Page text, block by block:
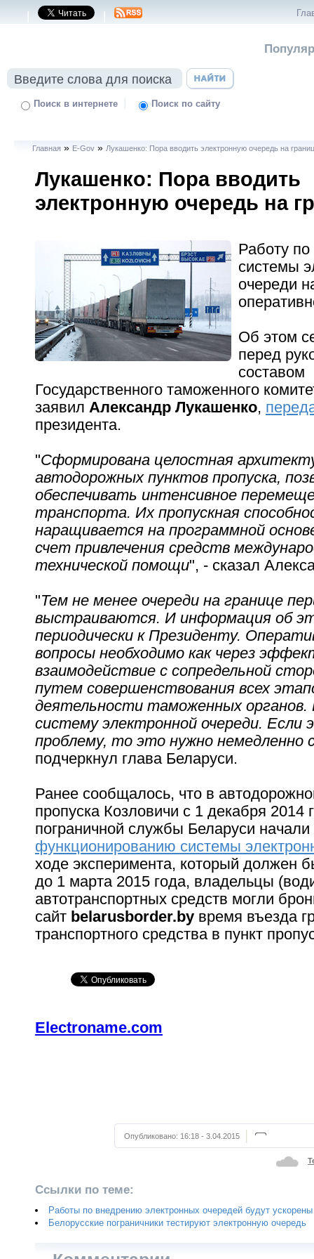
| |
Поиск в интернете | Поиск по сайту
Главная » E-Gov » Лукашенко: Пора вводить электронную очередь на
Лукашенко: Пора вводить
электронную очередь на
Работу
системы
очереди
Об этом
перед
составом
Государственного таможенного
заявил Александр Лукашенко,
президента.
"Сформирована целостная
автодорожных пунктов пропуска,
обеспечивать интенсивное
транспорта. Их пропускная
наращивается на программной
счет привлечения средств
технической помощи", - сказал
"Тем не менее очереди на границе
выстраиваются. И информация об
периодически к Президенту.
вопросы необходимо как через
взаимодействие с сопредельной
путем совершенствования всех
деятельности таможенных органов.
систему электронной очереди.
проблему, то это нужно немедленно
подчеркнул глава Беларуси.
Ранее сообщалось, что в
пропуска Козловичи с 1 декабря 2014
пограничной службы Беларуси начали
функционированию системы
ходе эксперимента, который должен
до 1 марта 2015 года, владельцы
автотранспортных средств могли
сайт belarusborder.by время въезда
транспортного средства в пункт
Electroname.com
Опубликовано: 16:18 - 3.04.2015
Ссылки по теме:
Работы по внедрению электронных очередей будут ускорены
Белорусские пограничники тестируют электронную очередь